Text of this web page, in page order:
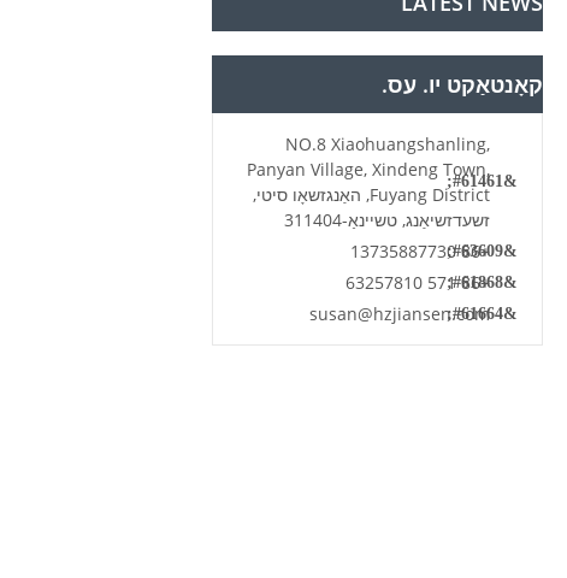
קאָנטאַקט יו. עס.
NO.8 Xiaohuangshanling,
Panyan Village, Xindeng Town,
Fuyang District, האַנגזשאָו סיטי,
זשעדזשיאַנג, טשיינאַ-311404
+86 13735887730
+86 571 63257810
susan@hzjiansen.com